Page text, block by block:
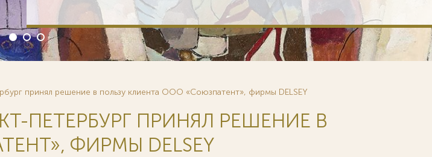
принял решение в пользу клиента ООО «Союзпатент», фирмы DELSEY
ПЕТЕРБУРГ ПРИНЯЛ РЕШЕНИЕ В
ФИРМЫ DELSEY